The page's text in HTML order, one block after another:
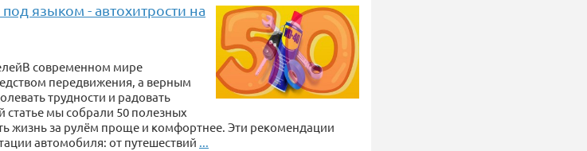
языком - автохитрости на
современном мире
передвижения, а верным
трудности и радовать
мы собрали 50 полезных
жизнь за рулём проще и комфортнее. Эти рекомендации
автомобиля: от путешествий ...